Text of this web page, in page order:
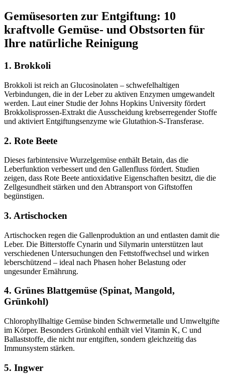
Gemüsesorten zur Entgiftung: 10
kraftvolle Gemüse- und Obstsorten für
Ihre natürliche Reinigung
1. Brokkoli
Brokkoli ist reich an Glucosinolaten – schwefelhaltigen
Verbindungen, die in der Leber zu aktiven Enzymen umgewandelt
werden. Laut einer Studie der Johns Hopkins University fördert
Brokkolisprossen-Extrakt die Ausscheidung krebserregender Stoffe
und aktiviert Entgiftungsenzyme wie Glutathion-S-Transferase.
2. Rote Beete
Dieses farbintensive Wurzelgemüse enthält Betain, das die
Leberfunktion verbessert und den Gallenfluss fördert. Studien
zeigen, dass Rote Beete antioxidative Eigenschaften besitzt, die die
Zellgesundheit stärken und den Abtransport von Giftstoffen
begünstigen.
3. Artischocken
Artischocken regen die Gallenproduktion an und entlasten damit die
Leber. Die Bitterstoffe Cynarin und Silymarin unterstützen laut
verschiedenen Untersuchungen den Fettstoffwechsel und wirken
leberschützend – ideal nach Phasen hoher Belastung oder
ungesunder Ernährung.
4. Grünes Blattgemüse (Spinat, Mangold,
Grünkohl)
Chlorophyllhaltige Gemüse binden Schwermetalle und Umweltgifte
im Körper. Besonders Grünkohl enthält viel Vitamin K, C und
Ballaststoffe, die nicht nur entgiften, sondern gleichzeitig das
Immunsystem stärken.
5. Ingwer